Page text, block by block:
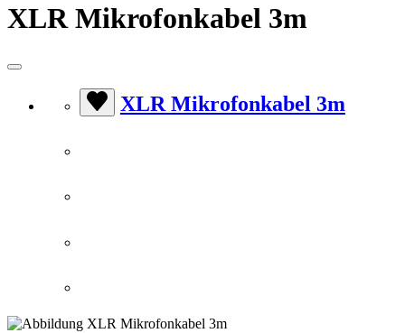
XLR Mikrofonkabel 3m
XLR Mikrofonkabel 3m